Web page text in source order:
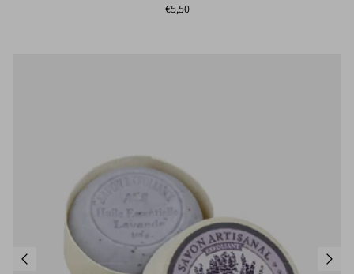
Normaler Preis
€5,50